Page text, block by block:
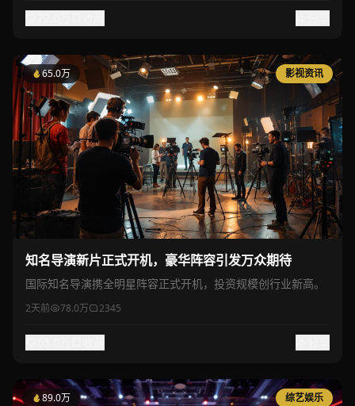
65.0万 影视资讯
知名导演新片正式开机，豪华阵容引发万众期待
国际知名导演携全明星阵容正式开机，投资规模创行业新高。
2天前 78.0万 2345
89.0万 综艺娱乐